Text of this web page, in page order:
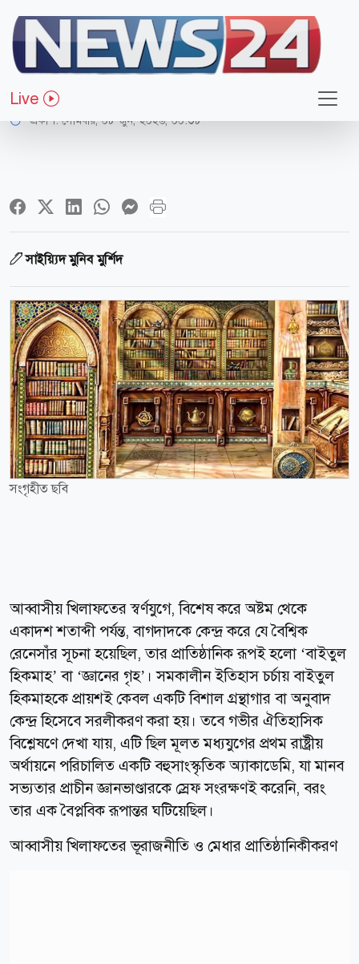
Live
ধর্ম-জীবন
বাইতুল হিকমাহ: ইতিহাসের পুনর্পাঠ
প্রকাশ:সোমবার, ০৮ জুন, ২০২৬, ০০:৩৮
সাইয়্যিদ মুনিব মুর্শিদ
সংগৃহীত ছবি
আব্বাসীয় খিলাফতের স্বর্ণযুগে, বিশেষ করে অষ্টম থেকে
একাদশ শতাব্দী পর্যন্ত, বাগদাদকে কেন্দ্র করে যে বৈশ্বিক
রেনেসাঁর সূচনা হয়েছিল, তার প্রাতিষ্ঠানিক রূপই হলো ‘বাইতুল
হিকমাহ’ বা ‘জ্ঞানের গৃহ’। সমকালীন ইতিহাস চর্চায় বাইতুল
হিকমাহকে প্রায়শই কেবল একটি বিশাল গ্রন্থাগার বা অনুবাদ
কেন্দ্র হিসেবে সরলীকরণ করা হয়। তবে গভীর ঐতিহাসিক
বিশ্লেষণে দেখা যায়, এটি ছিল মূলত মধ্যযুগের প্রথম রাষ্ট্রীয়
অর্থায়নে পরিচালিত একটি বহুসাংস্কৃতিক অ্যাকাডেমি, যা মানব
সভ্যতার প্রাচীন জ্ঞানভাণ্ডারকে স্রেফ সংরক্ষণই করেনি, বরং
তার এক বৈপ্লবিক রূপান্তর ঘটিয়েছিল।
আব্বাসীয় খিলাফতের ভূরাজনীতি ও মেধার প্রাতিষ্ঠানিকীকরণ